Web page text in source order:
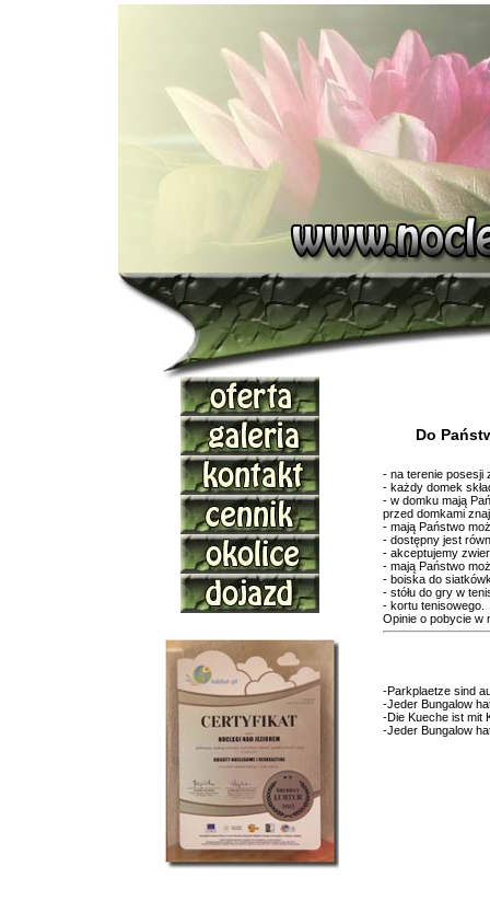
Do
- na terenie posesji
- każdy domek
- w domku mają
przed domkami
- mają Państwo
- dostępny jest
- akceptujemy
- mają Państwo
- boiska do
- stółu do gry w
- kortu tenisowego.
Opinie o pobycie w
-Parkplaetze sind
-Jeder Bungalow
-Die Kueche ist mit
-Jeder Bungalow